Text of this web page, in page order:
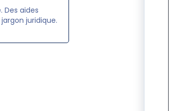
Des aides
juridique.